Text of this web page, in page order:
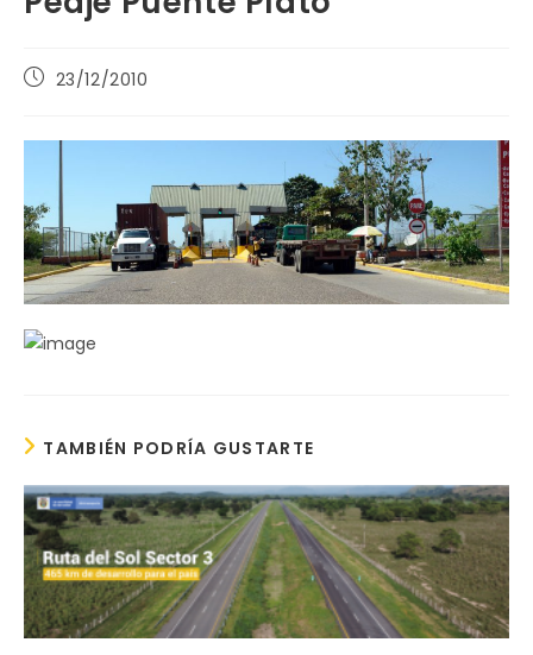
Publicación
entrada:
23/12/2010
TAMBIÉN PODRÍA GUSTARTE